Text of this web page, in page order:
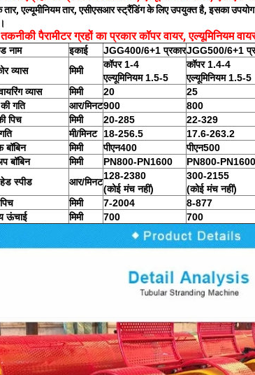
तार, एल्यूमीनियम तार, एसीएसआर स्ट्रैंडिंग के लिए उपयुक्त है, इसका
पैरामीटर ग्रहों का प्रकार कॉपर वायर, एल्यूमिनियम
नाम इकाई JGG400/6+1 प्रकारJGG500/6+1
व्यास मिमी
कॉपर 1-4
एल्यूमिनियम 1.5-5
कॉपर 1.4-4
एल्यूमिनियम 1.5-5
व्यास मिमी 20 25
गति आर/मिनट900 800
पिच मिमी 20-285 22-329
मी/मिनट 18-256.5 17.6-263.2
मिमी पीएन400 पीएन500
बॉबिन मिमी PN800-PN1600 PN800-PN1600
स्पीड आर/मिनट
128-2380
(कोई मंच नहीं)
300-2155
(कोई मंच नहीं)
मिमी 7-2004 8-877
ऊंचाई मिमी 700 700